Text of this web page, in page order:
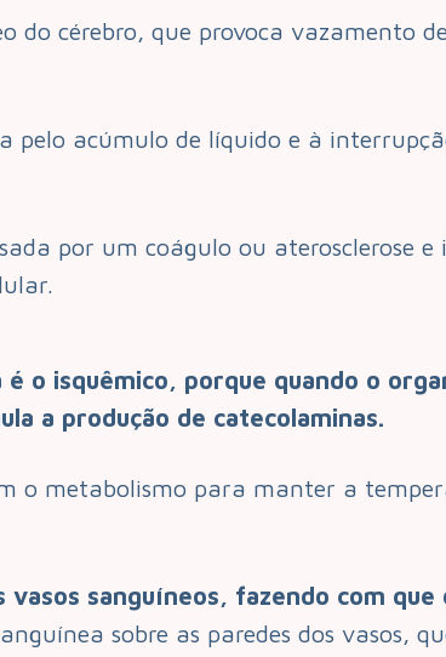
do cérebro, que provoca vazamento
pelo acúmulo de líquido e à
por um coágulo ou aterosclerose e
o isquêmico, porque quando o
a produção de catecolaminas.
o metabolismo para manter a
sanguíneos, fazendo com que
sobre as paredes dos vasos,